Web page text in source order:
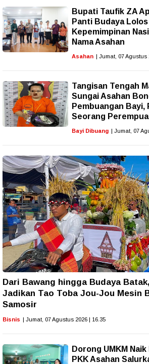
Bupati Taufik ZA
Panti Budaya
Kepemimpinan
Nama Asahan
Asahan | Jumat, 07 Agustus
Tangisan Tengah
Sungai Asahan
Pembuangan Bayi,
Seorang
Bayi Dibuang | Jumat, 07
Dari Bawang hingga Budaya
Jadikan Tao Toba Jou-Jou Mesin
Samosir
Bisnis | Jumat, 07 Agustus 2026 | 16.35
Dorong UMKM
PKK Asahan